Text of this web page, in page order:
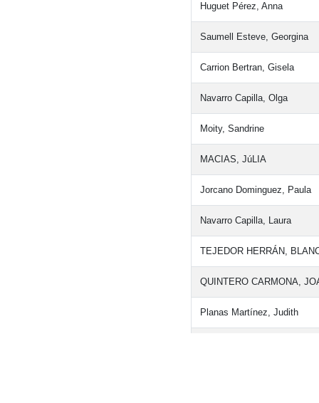
Huguet Pérez, Anna
Saumell Esteve, Georgina
Carrion Bertran, Gisela
Navarro Capilla, Olga
Moity, Sandrine
MACIAS, JúLIA
Jorcano Dominguez, Paula
Navarro Capilla, Laura
TEJEDOR HERRÁN,
QUINTERO CARMONA,
Planas Martínez, Judith